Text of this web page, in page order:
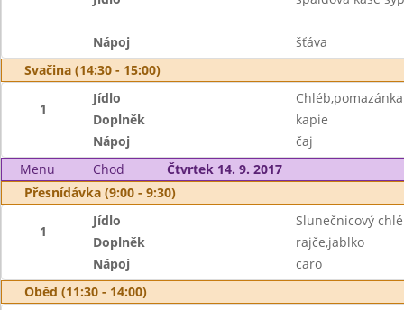
Nápoj
šťáva
Svačina (14:30 - 15:00)
1
Jídlo
Doplněk
kapie
Nápoj
čaj
Menu
Chod
Čtvrtek 14. 9. 2017
Přesnídávka (9:00 - 9:30)
1
Jídlo
Slunečnicový
Doplněk
rajče,jablko
Nápoj
caro
Oběd (11:30 - 14:00)